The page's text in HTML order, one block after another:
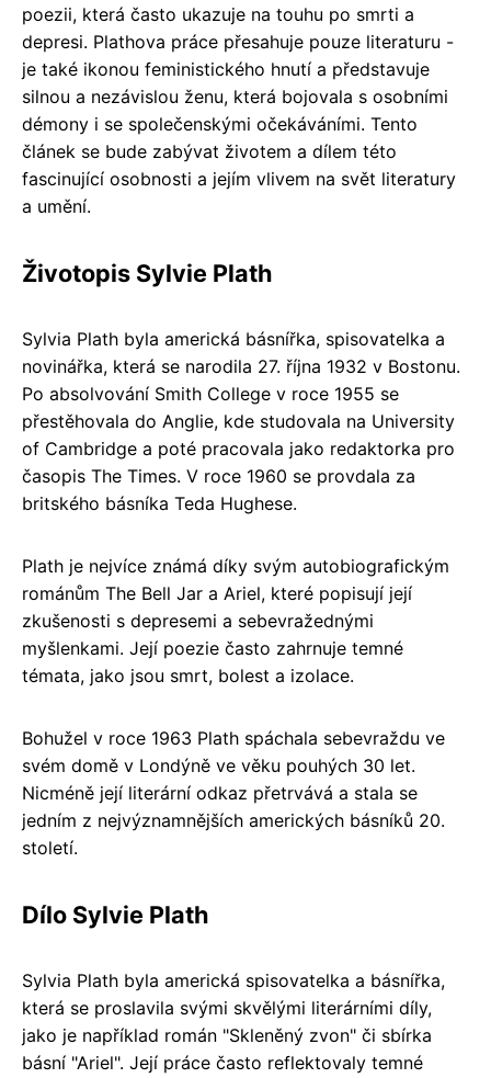
poezii, která často ukazuje na touhu po smrti a
depresi. Plathova práce přesahuje pouze literaturu -
je také ikonou feministického hnutí a představuje
silnou a nezávislou ženu, která bojovala s osobními
démony i se společenskými očekáváními. Tento
článek se bude zabývat životem a dílem této
fascinující osobnosti a jejím vlivem na svět literatury
a umění.
Životopis Sylvie Plath
Sylvia Plath byla americká básnířka, spisovatelka a
novinářka, která se narodila 27. října 1932 v Bostonu.
Po absolvování Smith College v roce 1955 se
přestěhovala do Anglie, kde studovala na University
of Cambridge a poté pracovala jako redaktorka pro
časopis The Times. V roce 1960 se provdala za
britského básníka Teda Hughese.
Plath je nejvíce známá díky svým autobiografickým
románům The Bell Jar a Ariel, které popisují její
zkušenosti s depresemi a sebevražednými
myšlenkami. Její poezie často zahrnuje temné
témata, jako jsou smrt, bolest a izolace.
Bohužel v roce 1963 Plath spáchala sebevraždu ve
svém domě v Londýně ve věku pouhých 30 let.
Nicméně její literární odkaz přetrvává a stala se
jedním z nejvýznamnějších amerických básníků 20.
století.
Dílo Sylvie Plath
Sylvia Plath byla americká spisovatelka a básnířka,
která se proslavila svými skvělými literárními díly,
jako je například román "Skleněný zvon" či sbírka
básní "Ariel". Její práce často reflektovaly temné